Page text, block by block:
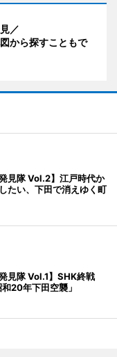
／
から探すこともで
見隊 Vol.2】江戸時代か
たい、下田で消えゆく町
見隊 Vol.1】SHK終戦
20年下田空襲」